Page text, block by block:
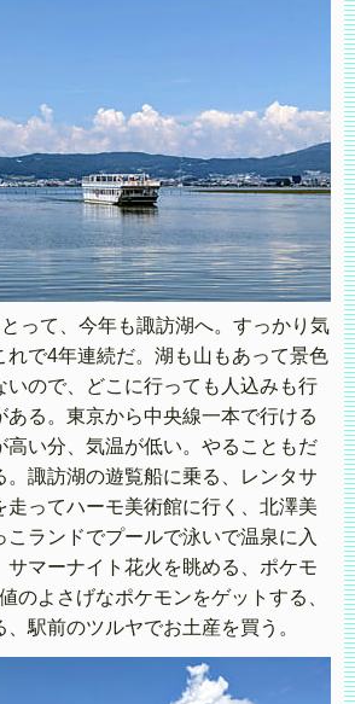
って、今年も諏訪湖へ。すっかり気
れで4年連続だ。湖も山もあって景色
いので、どこに行っても人込みも行
ある。東京から中央線一本で行ける
高い分、気温が低い。やることもだ
。諏訪湖の遊覧船に乗る、レンタサ
走ってハーモ美術館に行く、北澤美
ランドでプールで泳いで温泉に入
サマーナイト花火を眺める、ポケモ
のよさげなポケモンをゲットする、
、駅前のツルヤでお土産を買う。